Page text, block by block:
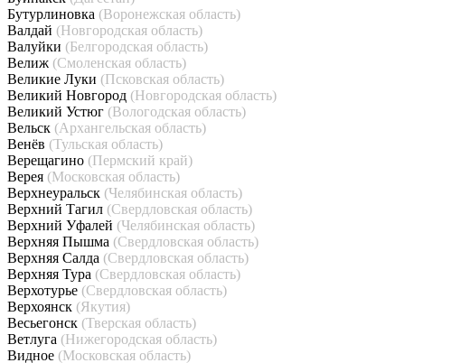
Бутурлиновка (Воронежская область)
Валдай (Новгородская область)
Валуйки (Белгородская область)
Велиж (Смоленская область)
Великие Луки (Псковская область)
Великий Новгород (Новгородская область)
Великий Устюг (Вологодская область)
Вельск (Архангельская область)
Венёв (Тульская область)
Верещагино (Пермский край)
Верея (Московская область)
Верхнеуральск (Челябинская область)
Верхний Тагил (Свердловская область)
Верхний Уфалей (Челябинская область)
Верхняя Пышма (Свердловская область)
Верхняя Салда (Свердловская область)
Верхняя Тура (Свердловская область)
Верхотурье (Свердловская область)
Верхоянск (Якутия)
Весьегонск (Тверская область)
Ветлуга (Нижегородская область)
Видное (Московская область)